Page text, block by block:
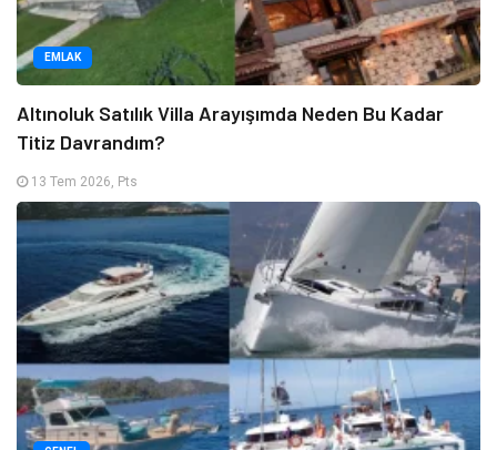
EMLAK
Altınoluk Satılık Villa Arayışımda Neden Bu Kadar
Titiz Davrandım?
13 Tem 2026, Pts